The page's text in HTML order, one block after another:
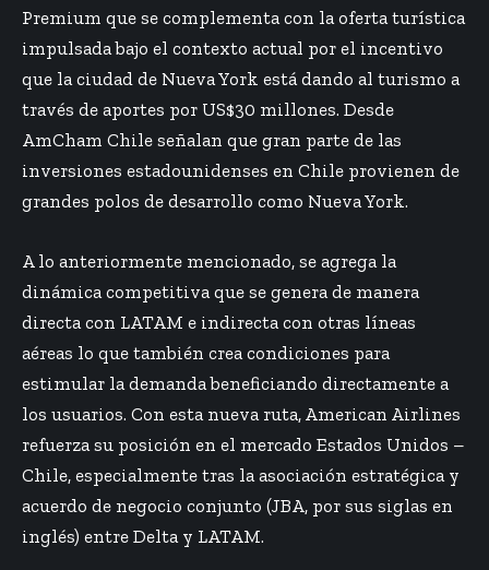
Premium que se complementa con la oferta turística
impulsada bajo el contexto actual por el incentivo
que la ciudad de Nueva York está dando al turismo a
través de aportes por US$30 millones. Desde
AmCham Chile señalan que gran parte de las
inversiones estadounidenses en Chile provienen de
grandes polos de desarrollo como Nueva York.
A lo anteriormente mencionado, se agrega la
dinámica competitiva que se genera de manera
directa con LATAM e indirecta con otras líneas
aéreas lo que también crea condiciones para
estimular la demanda beneficiando directamente a
los usuarios. Con esta nueva ruta, American Airlines
refuerza su posición en el mercado Estados Unidos –
Chile, especialmente tras la asociación estratégica y
acuerdo de negocio conjunto (JBA, por sus siglas en
inglés) entre Delta y LATAM.